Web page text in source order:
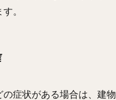
。
症状がある場合は、建